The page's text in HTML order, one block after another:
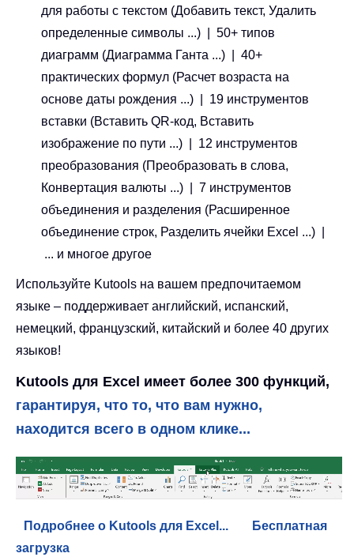
для работы с текстом (Добавить текст, Удалить
определенные символы ...) | 50+ типов
диаграмм (Диаграмма Ганта ...) | 40+
практических формул (Расчет возраста на
основе даты рождения ...) | 19 инструментов
вставки (Вставить QR-код, Вставить
изображение по пути ...) | 12 инструментов
преобразования (Преобразовать в слова,
Конвертация валюты ...) | 7 инструментов
объединения и разделения (Расширенное
объединение строк, Разделить ячейки Excel ...) |
... и многое другое
Используйте Kutools на вашем предпочитаемом
языке – поддерживает английский, испанский,
немецкий, французский, китайский и более 40 других
языков!
Kutools для Excel имеет более 300 функций,
гарантируя, что то, что вам нужно,
находится всего в одном клике...
Подробнее о Kutools для Excel...
Бесплатная
загрузка